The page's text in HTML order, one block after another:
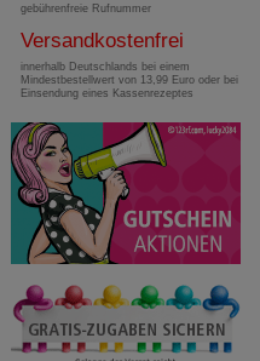
gebührenfreie Rufnummer
Versandkostenfrei
innerhalb Deutschlands bei einem
Mindestbestellwert von 13,99 Euro oder bei
Einsendung eines Kassenrezeptes